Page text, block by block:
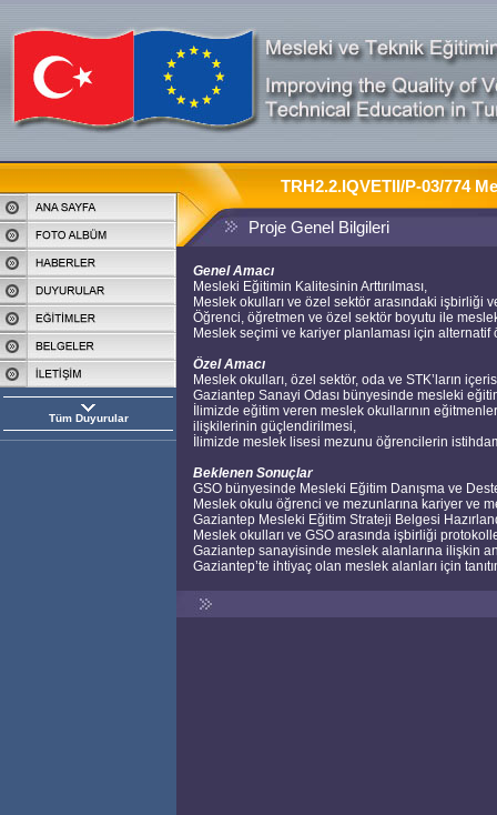
Tüm Duyurular
TRH2.2.IQVETII/P-03/774
Proje Genel Bilgileri
Genel Amacı
Mesleki Eğitimin Kalitesinin Arttırılması,
Meslek okulları ve özel sektör arasındaki işbirliği
Öğrenci, öğretmen ve özel sektör boyutu ile
Meslek seçimi ve kariyer planlaması için
Özel Amacı
Meslek okulları, özel sektör, oda ve STK’ların
Gaziantep Sanayi Odası bünyesinde mesleki
İlimizde eğitim veren meslek okullarının
ilişkilerinin güçlendirilmesi,
İlimizde meslek lisesi mezunu öğrencilerin istihdam
Beklenen Sonuçlar
GSO bünyesinde Mesleki Eğitim Danışma ve
Meslek okulu öğrenci ve mezunlarına kariyer ve
Gaziantep Mesleki Eğitim Strateji Belgesi
Meslek okulları ve GSO arasında işbirliği
Gaziantep sanayisinde meslek alanlarına ilişkin
Gaziantep’te ihtiyaç olan meslek alanları için